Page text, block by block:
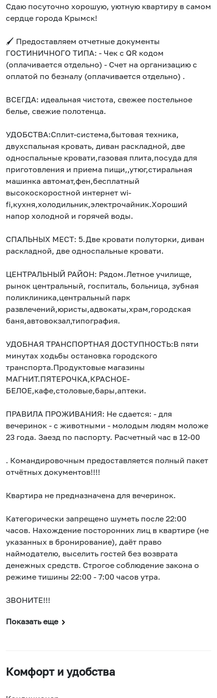
Сдаю посуточно хорошую, уютную квартиру в самом
сердце города Крымск!
🖌 Предоставляем отчетные документы
ГОСТИНИЧНОГО ТИПА: - Чек с QR кодом
(оплачивается отдельно) - Счет на организацию с
оплатой по безналу (оплачивается отдельно) .
ВСЕГДА: идеальная чистота, свежее постельное
белье, свежие полотенца.
УДОБСТВА:Сплит-система,бытовая техника,
двухспальная кровать, диван раскладной, две
односпальные кровати,газовая плита,посуда для
приготовления и приема пищи,,утюг,стиральная
машинка автомат,фен,бесплатный
высокоскоростной интернет wi-
fi,кухня,холодильник,электрочайник.Хороший
напор холодной и горячей воды.
СПАЛЬНЫХ МЕСТ: 5.Две кровати полуторки, диван
раскладной, две односпальные кровати.
ЦЕНТРАЛЬНЫЙ РАЙОН: Рядом.Летное училище,
рынок центральный, госпиталь, больница, зубная
поликлиника,центральный парк
развлечений,юристы,адвокаты,храм,городская
баня,автовокзал,типография.
УДОБНАЯ ТРАНСПОРТНАЯ ДОСТУПНОСТЬ:В пяти
минутах ходьбы остановка городского
транспорта.Продуктовые магазины
МАГНИТ.ПЯТЕРОЧКА,КРАСНОЕ-
БЕЛОЕ,кафе,столовые,бары,аптеки.
ПРАВИЛА ПРОЖИВАНИЯ: Не сдается: - для
вечеринок - с животными - молодым людям моложе
23 года. Заезд по паспорту. Расчетный час в 12-00
. Командировочным предоставляется полный пакет
отчётных документов!!!!
Квартира не предназначена для вечеринок.
Категорически запрещено шуметь после 22:00
часов. Нахождение посторонних лиц в квартире (не
указанных в бронирование), даёт право
наймодателю, выселить гостей без возврата
денежных средств. Строгое соблюдение закона о
режиме тишины 22:00 - 7:00 часов утра.
ЗВОНИТЕ!!!
Показать еще
Комфорт и удобства